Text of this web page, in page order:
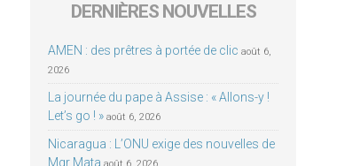
DERNIÈRES NOUVELLES
AMEN : des prêtres à portée de clic août 6,
2026
La journée du pape à Assise : « Allons-y !
Let’s go ! » août 6, 2026
Nicaragua : L’ONU exige des nouvelles de
Mgr Mata